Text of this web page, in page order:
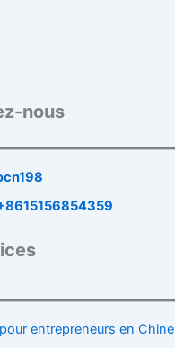
nous
entrepreneurs en Chine